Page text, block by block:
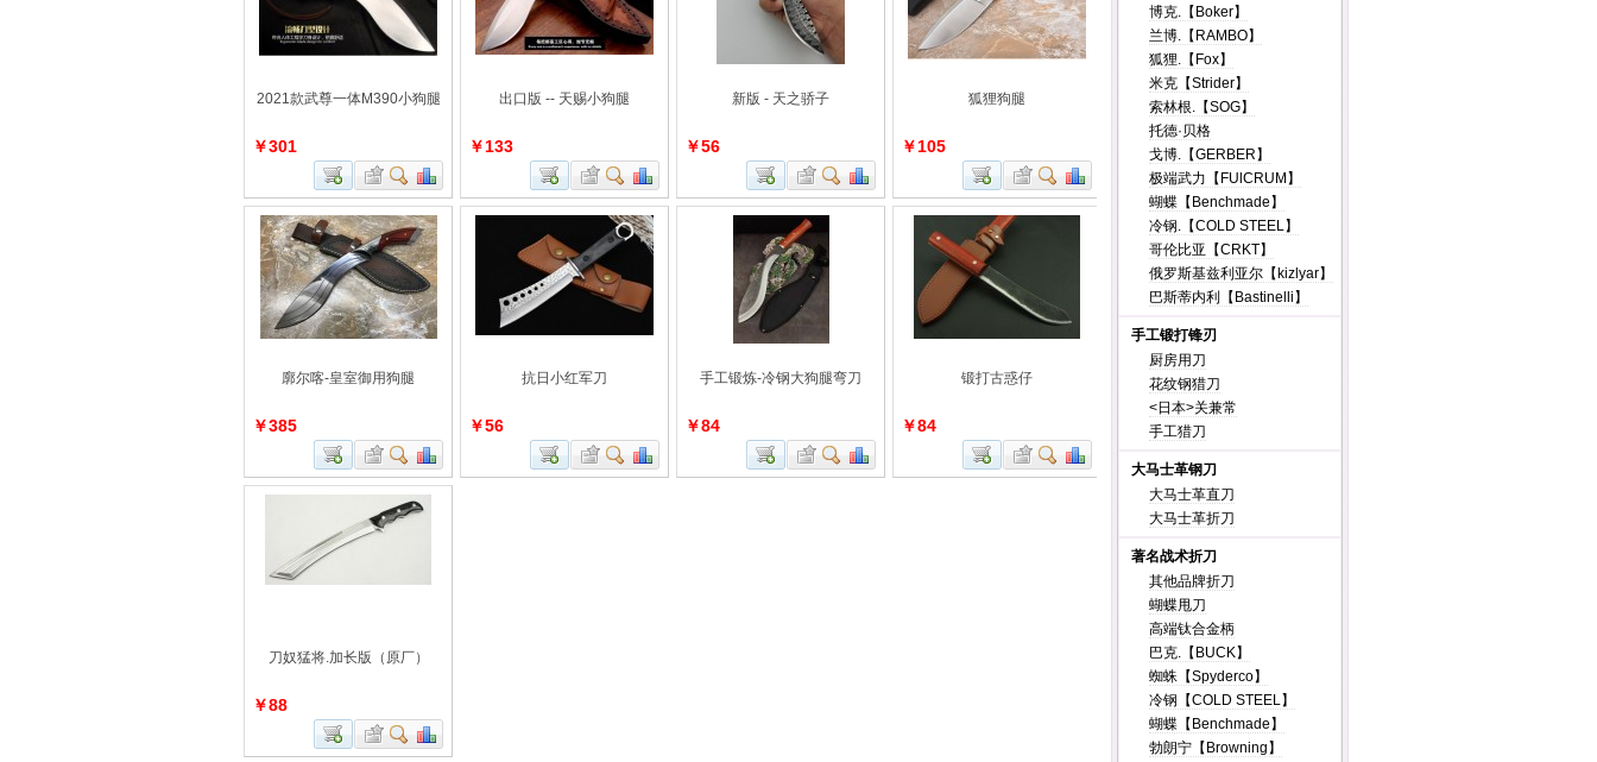
2021款武尊一体M390小狗腿
￥301
出口版 -- 天赐小狗腿
￥133
新版 - 天之骄子
￥56
狐狸狗腿
￥105
廓尔喀-皇室御用狗腿
￥385
抗日小红军刀
￥56
手工锻炼-冷钢大狗腿弯刀
￥84
锻打古惑仔
￥84
刀奴猛将.加长版（原厂）
￥88
博克.【Boker】
兰博.【RAMBO】
狐狸.【Fox】
米克【Strider】
索林根.【SOG】
托德·贝格
戈博.【GERBER】
极端武力【FUlCRUM】
蝴蝶【Benchmade】
冷钢.【COLD STEEL】
哥伦比亚【CRKT】
俄罗斯基兹利亚尔【kizlyar】
巴斯蒂内利【Bastinelli】
手工锻打锋刃
厨房用刀
花纹钢猎刀
<日本>关兼常
手工猎刀
大马士革钢刀
大马士革直刀
大马士革折刀
著名战术折刀
其他品牌折刀
蝴蝶甩刀
高端钛合金柄
巴克.【BUCK】
蜘蛛【Spyderco】
冷钢【COLD STEEL】
蝴蝶【Benchmade】
勃朗宁【Browning】